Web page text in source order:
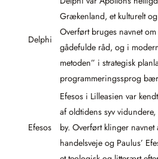
Delphi
Grækenland, et kulturelt
Overført bruges navnet
gådefulde råd, og i
metoden” i strategisk
programmeringssprog
Efesos
Efesos i Lilleasien var
af oldtidens syv
by. Overført klinger navnet
handelsveje og Paulus’